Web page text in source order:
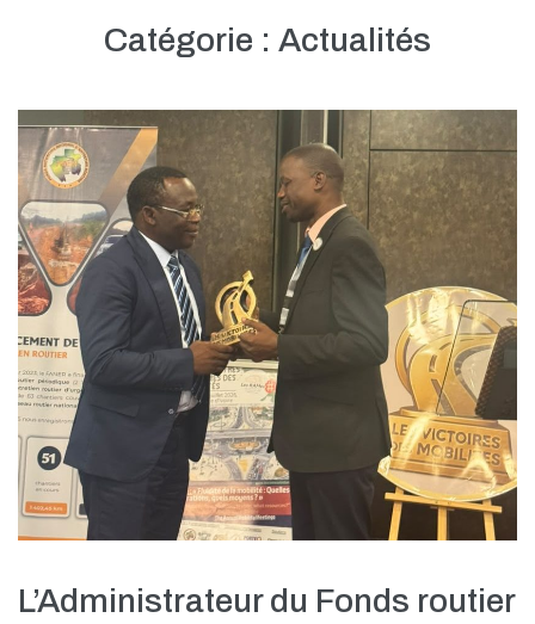
Catégorie : Actualités
L’Administrateur du Fonds routier